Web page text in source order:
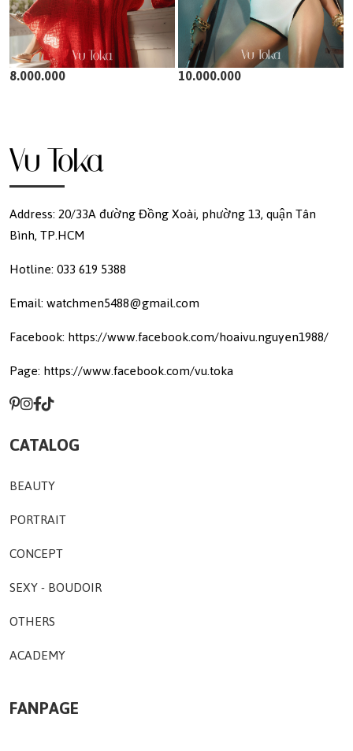
8.000.000 10.000.000
Address: 20/33A đường Đồng Xoài, phường 13, quận Tân
Bình, TP.HCM
Hotline: 033 619 5388
Email: watchmen5488@gmail.com
Facebook: https://www.facebook.com/hoaivu.nguyen1988/
Page: https://www.facebook.com/vu.toka
CATALOG
BEAUTY
PORTRAIT
CONCEPT
SEXY - BOUDOIR
OTHERS
ACADEMY
FANPAGE